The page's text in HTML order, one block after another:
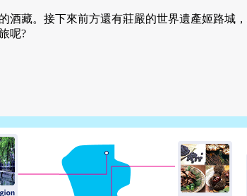
藏。接下來前方還有莊嚴的世界遺產姬路城
呢?